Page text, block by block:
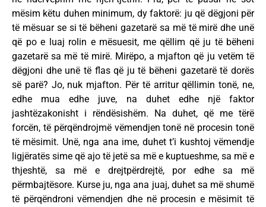
mësim këtu duhen minimum, dy faktorë: ju që dëgjoni për
të mësuar se si të bëheni gazetarë sa më të mirë dhe unë
që po e luaj rolin e mësuesit, me qëllim që ju të bëheni
gazetarë sa më të mirë. Mirëpo, a mjafton që ju vetëm të
dëgjoni dhe unë të flas që ju të bëheni gazetarë të dorës
së parë? Jo, nuk mjafton. Për të arritur qëllimin tonë, ne,
edhe mua edhe juve, na duhet edhe një faktor
jashtëzakonisht i rëndësishëm. Na duhet, që me tërë
forcën, të përqëndrojmë vëmendjen tonë në procesin tonë
të mësimit. Unë, nga ana ime, duhet t’i kushtoj vëmendje
ligjëratës sime që ajo të jetë sa më e kuptueshme, sa më e
thjeshtë, sa më e drejtpërdrejtë, por edhe sa më
përmbajtësore. Kurse ju, nga ana juaj, duhet sa më shumë
të përqëndroni vëmendjen dhe në procesin e mësimit të